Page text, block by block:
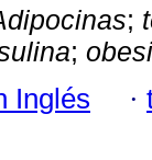
;
;
Inglés ·